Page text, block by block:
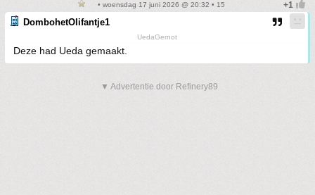
• woensdag 17 juni 2026 @ 20:32 • 15
DombohetOlifantje1
UedaGernot
Deze had Ueda gemaakt.
▼ Advertentie door Refinery89